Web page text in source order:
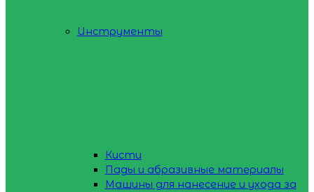
Инструменты
Кисти
Пады и абразивные материалы
Машины для нанесение и ухода за